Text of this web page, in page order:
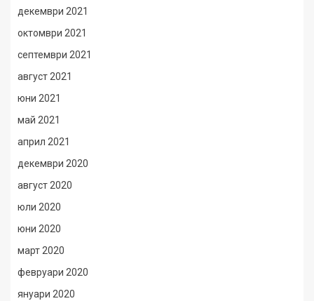
декември 2021
октомври 2021
септември 2021
август 2021
юни 2021
май 2021
април 2021
декември 2020
август 2020
юли 2020
юни 2020
март 2020
февруари 2020
януари 2020